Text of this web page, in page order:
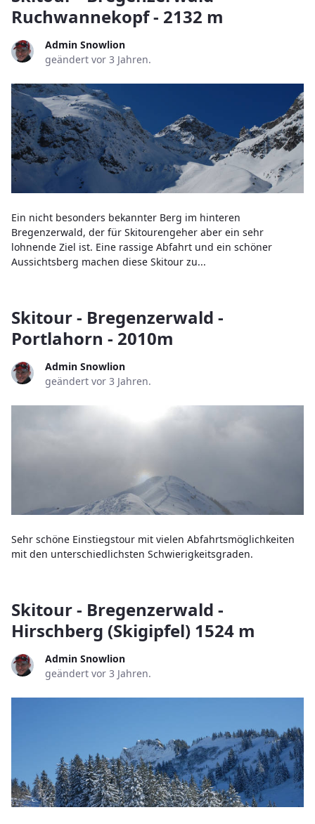
Ruchwannekopf - 2132 m
Admin Snowlion
geändert vor 3 Jahren.
Ein nicht besonders bekannter Berg im hinteren
Bregenzerwald, der für Skitourengeher aber ein sehr
lohnende Ziel ist. Eine rassige Abfahrt und ein schöner
Aussichtsberg machen diese Skitour zu...
Skitour - Bregenzerwald -
Portlahorn - 2010m
Admin Snowlion
geändert vor 3 Jahren.
Sehr schöne Einstiegstour mit vielen Abfahrtsmöglichkeiten
mit den unterschiedlichsten Schwierigkeitsgraden.
Skitour - Bregenzerwald -
Hirschberg (Skigipfel) 1524 m
Admin Snowlion
geändert vor 3 Jahren.